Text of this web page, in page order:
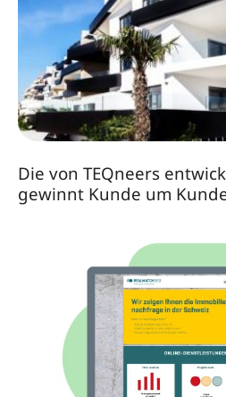
Die von TEQneers
gewinnt Kunde um